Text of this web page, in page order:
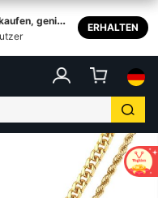
genieß
ERHALTEN